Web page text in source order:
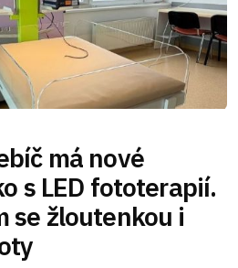
má nové
s LED fototerapií.
se žloutenkou i